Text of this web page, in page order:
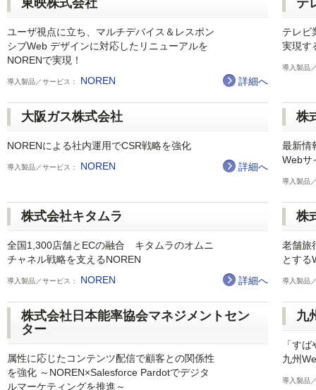
東映株式会社
ユーザ視点に立ち、マルチデバイス＆レスポン
シブWeb デザインに対応したリニューアルを
NORENで実現！
導入製品／サービス： NOREN 詳細へ
テ
テレビ
実現す
導入製品
大阪ガス株式会社
NORENによる社内運用でCSR戦略を強化
導入製品／サービス： NOREN 詳細へ
株
最新情
Webサ
導入製品
株式会社キタムラ
全国1,300店舗とECの融合 キタムラのオムニ
チャネル戦略を支えるNOREN
導入製品／サービス： NOREN 詳細へ
株
老舗旅
とする
導入製品
株式会社日本能率協会マネジメントセン
ター
属性に応じたコンテンツ配信で顧客との関係性
を強化 ～NOREN×Salesforce Pardotでデジタ
ルマーケティングを推進～
九
「す
九州
導入製品